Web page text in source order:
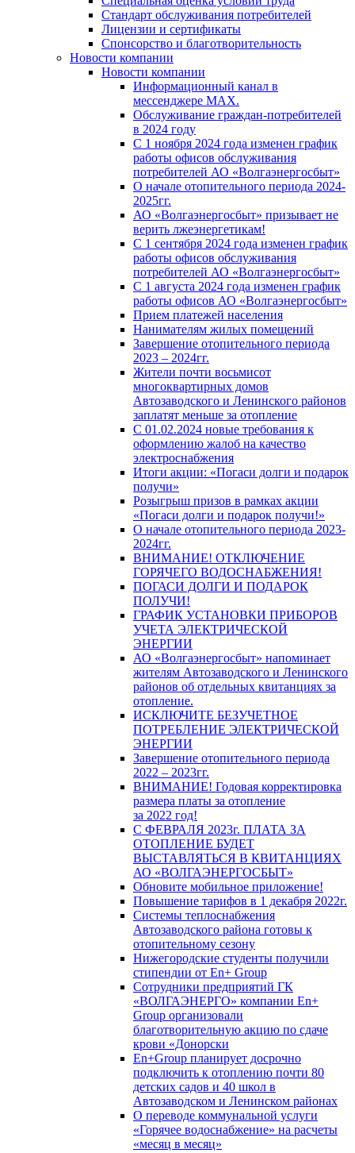
Стандарт обслуживания потребителей
Лицензии и сертификаты
Спонсорство и благотворительность
Новости компании
Новости компании
Информационный канал в
мессенджере MAX.
Обслуживание граждан-потребителей
в 2024 году
С 1 ноября 2024 года изменен график
работы офисов обслуживания
потребителей АО «Волгаэнергосбыт»
О начале отопительного периода 2024-
2025гг.
АО «Волгаэнергосбыт» призывает не
верить лжеэнергетикам!
С 1 сентября 2024 года изменен график
работы офисов обслуживания
потребителей АО «Волгаэнергосбыт»
С 1 августа 2024 года изменен график
работы офисов АО «Волгаэнергосбыт»
Прием платежей населения
Нанимателям жилых помещений
Завершение отопительного периода
2023 – 2024гг.
Жители почти восьмисот
многоквартирных домов
Автозаводского и Ленинского районов
заплатят меньше за отопление
С 01.02.2024 новые требования к
оформлению жалоб на качество
электроснабжения
Итоги акции: «Погаси долги и подарок
получи»
Розыгрыш призов в рамках акции
«Погаси долги и подарок получи!»
О начале отопительного периода 2023-
2024гг.
ВНИМАНИЕ! ОТКЛЮЧЕНИЕ
ГОРЯЧЕГО ВОДОСНАБЖЕНИЯ!
ПОГАСИ ДОЛГИ И ПОДАРОК
ПОЛУЧИ!
ГРАФИК УСТАНОВКИ ПРИБОРОВ
УЧЕТА ЭЛЕКТРИЧЕСКОЙ
ЭНЕРГИИ
АО «Волгаэнергосбыт» напоминает
жителям Автозаводского и Ленинского
районов об отдельных квитанциях за
отопление.
ИСКЛЮЧИТЕ БЕЗУЧЕТНОЕ
ПОТРЕБЛЕНИЕ ЭЛЕКТРИЧЕСКОЙ
ЭНЕРГИИ
Завершение отопительного периода
2022 – 2023гг.
ВНИМАНИЕ! Годовая корректировка
размера платы за отопление
за 2022 год!
С ФЕВРАЛЯ 2023г. ПЛАТА ЗА
ОТОПЛЕНИЕ БУДЕТ
ВЫСТАВЛЯТЬСЯ В КВИТАНЦИЯХ
АО «ВОЛГАЭНЕРГОСБЫТ»
Обновите мобильное приложение!
Повышение тарифов в 1 декабря 2022г.
Системы теплоснабжения
Автозаводского района готовы к
отопительному сезону
Нижегородские студенты получили
стипендии от En+ Group
Сотрудники предприятий ГК
«ВОЛГАЭНЕРГО» компании En+
Group организовали
благотворительную акцию по сдаче
крови «Донорски
En+Group планирует досрочно
подключить к отоплению почти 80
детских садов и 40 школ в
Автозаводском и Ленинском районах
О переводе коммунальной услуги
«Горячее водоснабжение» на расчеты
«месяц в месяц»